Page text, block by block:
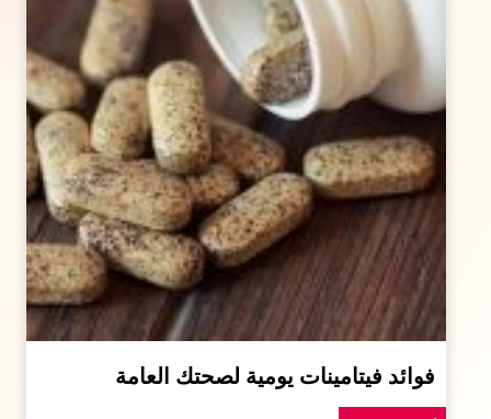
فوائد فيتامينات يومية لصحتك العامة